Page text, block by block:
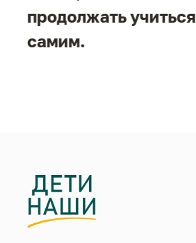
продолжать учиться
самим.